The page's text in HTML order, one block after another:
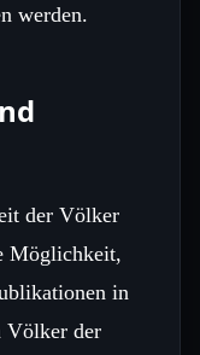
werden.
der Völker
Möglichkeit,
in
Völker der